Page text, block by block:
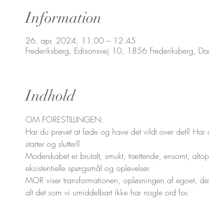
Information
26. apr. 2024, 11.00 – 12.45
Frederiksberg, Edisonsvej 10, 1856 Frederiksberg,
Indhold
OM FORESTILLINGEN:
Har du prøvet at føde og have det vildt over det?
starter og slutter?
Moderskabet er brutalt, smukt, trættende, ensomt,
eksistentielle spørgsmål og oplevelser.
MOR viser transformationen, opløsningen af egoet,
alt det som vi umiddelbart ikke har nogle ord for.